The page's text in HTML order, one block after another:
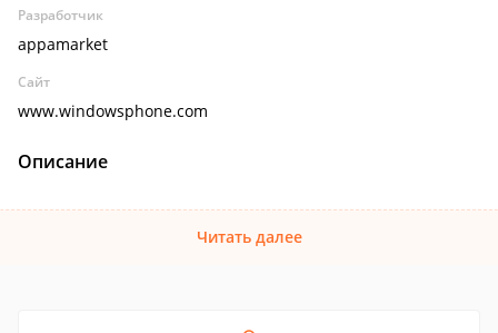
Разработчик
appamarket
Сайт
www.windowsphone.com
Описание
Читать далее